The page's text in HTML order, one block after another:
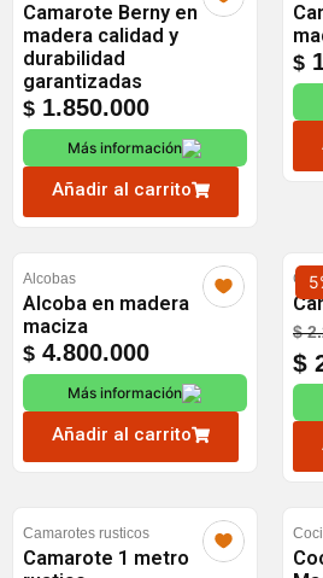
Camarote Berny en
madera calidad y
durabilidad
garantizadas
$ 1.850.000
Más información
Añadir al carrito
$
Alcobas
Alcoba en madera
maciza
$ 4.800.000
Más información
Añadir al carrito
$
$
Camarotes rusticos
Camarote 1 metro